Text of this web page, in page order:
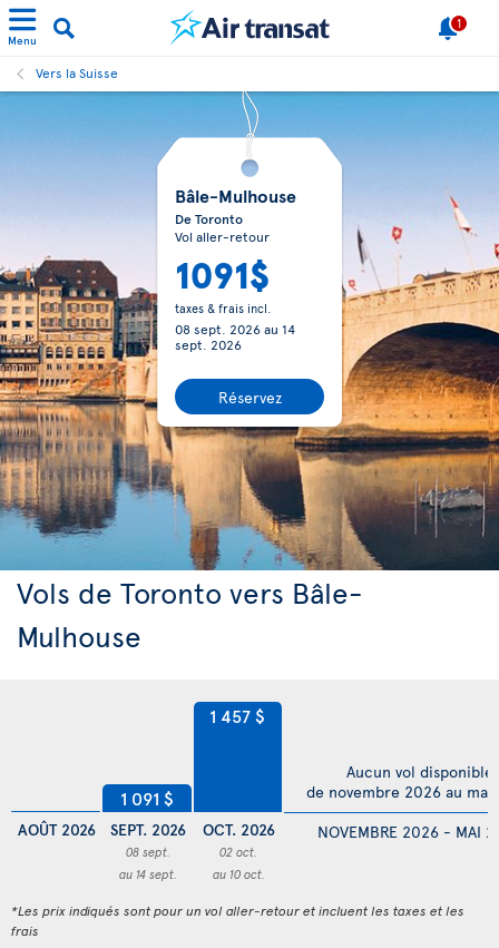
Menu
1
Vers la Suisse
Bâle-Mulhouse
De Toronto
Vol aller-retour
1091$
taxes & frais incl.
08 sept. 2026au 14
sept. 2026
Réservez
Vols de Toronto vers Bâle-
Mulhouse
AOÛT 2026
1 091 $
SEPT. 2026
08 sept.
au 14 sept.
1 457 $
OCT. 2026
02 oct.
au 10 oct.
NOVEMBRE 2026 - MAI
Aucun vol disponible
de novembre 2026 au mai
*Les prix indiqués sont pour un vol aller-retour et incluent les taxes et les
frais